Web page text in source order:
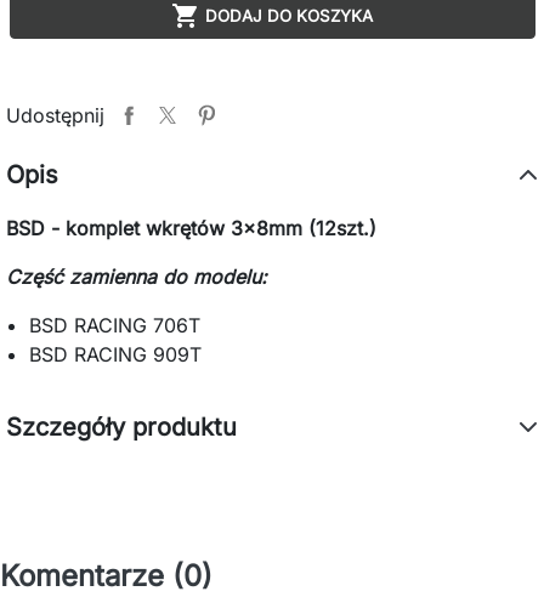
 DODAJ DO KOSZYKA
Udostępnij
Opis
BSD - komplet wkrętów 3x8mm (12szt.)
Część zamienna do modelu:
BSD RACING 706T
BSD RACING 909T
Szczegóły produktu
Komentarze (0)